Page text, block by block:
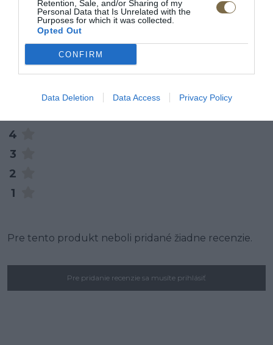
Retention, Sale, and/or Sharing of my
Personal Data that Is Unrelated with the
Purposes for which it was collected.
Opted Out
CONFIRM
Data Deletion Data Access Privacy Policy
0
4
3
2
1
Pre tento produkt neboli pridané žiadne recenzie.
Pre pridanie recenzie sa musíte prihlásiť